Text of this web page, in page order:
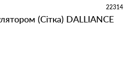
22314
(Сітка) DALLIANCE